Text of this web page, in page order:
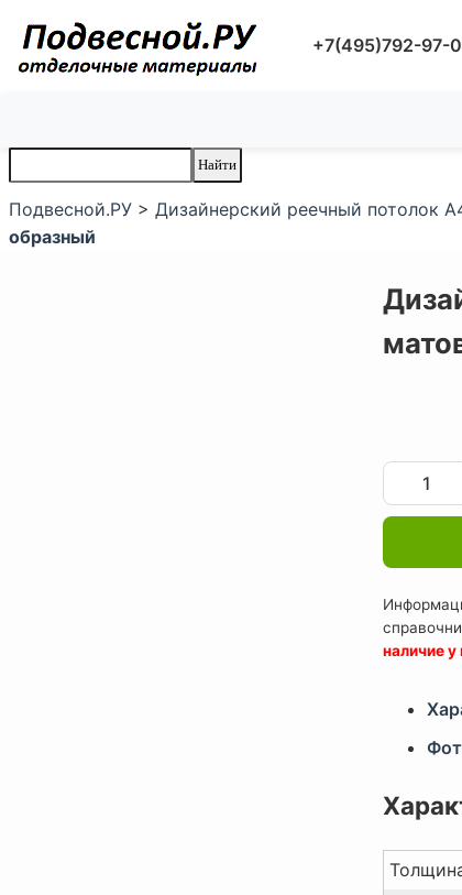
+7(495)792-97-
Подвесной.РУ > Дизайнерский реечный потолок
образный
наличие